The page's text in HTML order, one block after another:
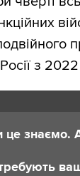
з
це знаємо.